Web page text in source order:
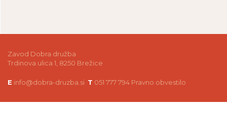
Zavod Dobra družba
Trdinova ulica 1, 8250 Brežice
E info@dobra-druzba.si T 051 777 794 Pravno obvestilo